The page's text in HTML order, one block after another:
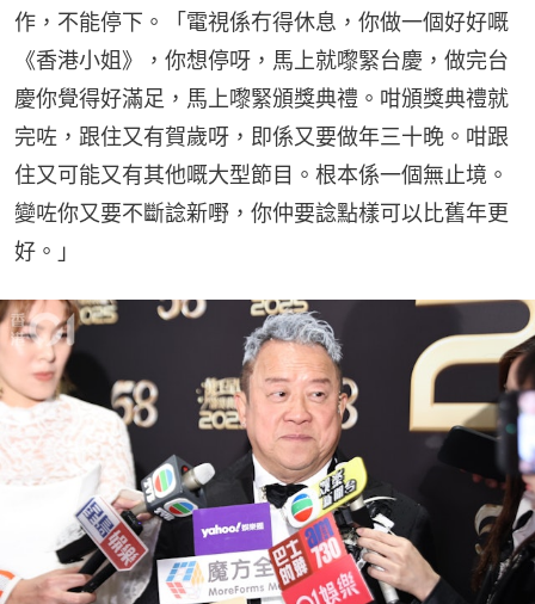
作，不能停下。「電視係冇得休息，你做一個好好嘅
《香港小姐》，你想停呀，馬上就嚟緊台慶，做完台
慶你覺得好滿足，馬上嚟緊頒獎典禮。咁頒獎典禮就
完咗，跟住又有賀歲呀，即係又要做年三十晚。咁跟
住又可能又有其他嘅大型節目。根本係一個無止境。
變咗你又要不斷諗新嘢，你仲要諗點樣可以比舊年更
好。」